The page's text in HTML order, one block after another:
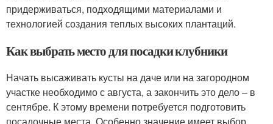
придерживаться, подходящими материалами и
технологией создания теплых высоких плантаций.
Как выбрать место для посадки клубники
Начать высаживать кусты на даче или на загородном
участке необходимо с августа, а закончить это дело – в
сентябре. К этому времени потребуется подготовить